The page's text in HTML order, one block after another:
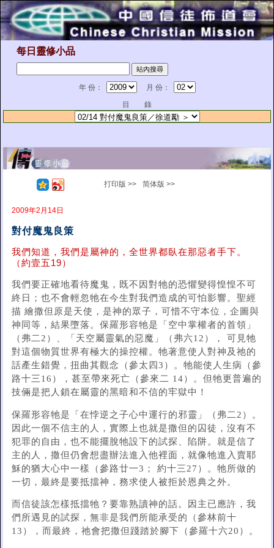
每日靈修小品
年 份：
月 份：
目 錄
打印版 >> 简体版 >>
2009年2月14日
對付魔鬼良策
我們知道，我們是屬神的，全世界都臥在那惡者手下。
（約壹五19）
我們要正確地看待魔鬼，既不因對牠的恐懼變得惶惶不可
終日；也不會輕忽牠在今生對我們造成的可怕影響。聖經
描 繪撒但原是天使，是神的眾子，可惜不守本位，企圖與
神同等，結果墮落。保羅形容牠是「空中掌權者的首領」
（弗二2）、「天空屬靈氣的惡魔」（弗六12）， 可見牠
對這個物質世界有極大的操控權。牠著意使人對神及祂的
話產生錯覺，扭曲其觀念（參太四3）。牠能使人生病（參
路十三16），甚至帶來死亡（參來二 14）。但牠更普遍的
技倆是把人鎖在屬靈的黑暗和不信的牢獄中！
保羅形容牠是「在悖逆之子心中運行的邪靈」（弗二2）。
因此一個不信主的人，實際上也就是撒但的囚徒，沒有不
犯罪的自由，也不能擺脫牠設下的試探、陷阱。就是信了
主的人，撒但仍會想盡辦法進入他裡面，就像牠進入賣耶
穌的猶大心中一樣（參路廿一3； 約十三27）。牠所做的
一切，最終是要抵擋神，務求使人被拒於恩典之外。
而信徒該怎樣抵擋牠？要靠熟讀神的話。因主已應許，我
們所遇見的試探，無非是我們所能承受的（參林前十
13），而最終，祂會把撒但踐踏於腳下（參羅十六20）。